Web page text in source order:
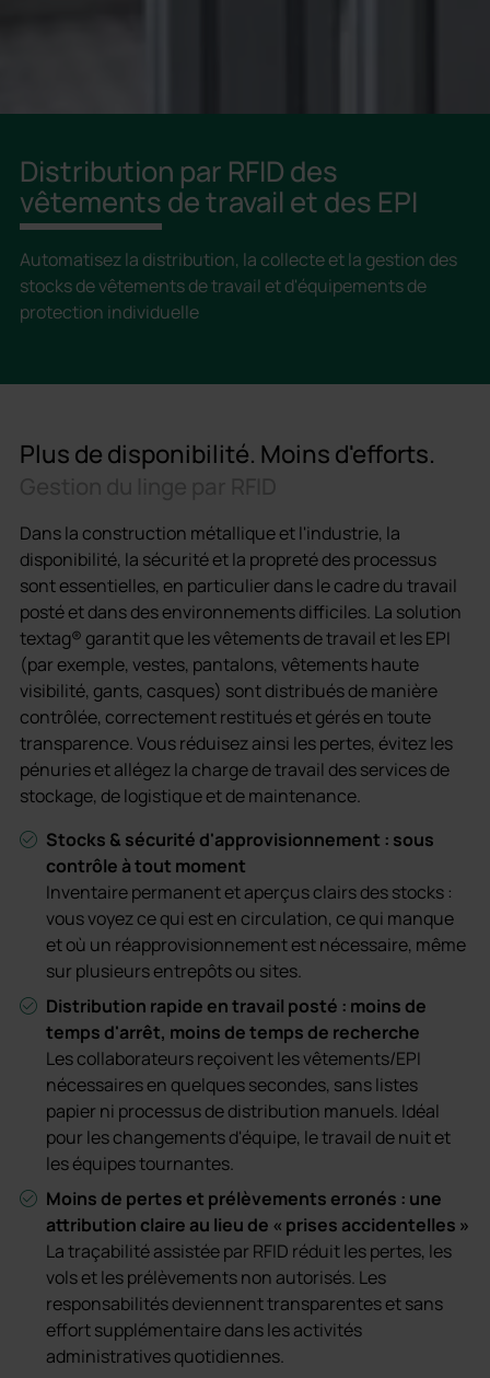
Distribution par RFID des
vêtements de travail et des EPI
Automatisez la distribution, la collecte et la gestion des
stocks de vêtements de travail et d'équipements de
protection individuelle
Plus de disponibilité. Moins d'efforts.
Dans la construction métallique et l'industrie, la
disponibilité, la sécurité et la propreté des processus
sont essentielles, en particulier dans le cadre du travail
posté et dans des environnements difficiles. La solution
textag® garantit que les vêtements de travail et les EPI
(par exemple, vestes, pantalons, vêtements haute
visibilité, gants, casques) sont distribués de manière
contrôlée, correctement restitués et gérés en toute
transparence. Vous réduisez ainsi les pertes, évitez les
pénuries et allégez la charge de travail des services de
stockage, de logistique et de maintenance.
Stocks & sécurité d'approvisionnement : sous
contrôle à tout moment
Inventaire permanent et aperçus clairs des stocks :
vous voyez ce qui est en circulation, ce qui manque
et où un réapprovisionnement est nécessaire, même
sur plusieurs entrepôts ou sites.
Distribution rapide en travail posté : moins de
temps d'arrêt, moins de temps de recherche
Les collaborateurs reçoivent les vêtements/EPI
nécessaires en quelques secondes, sans listes
papier ni processus de distribution manuels. Idéal
pour les changements d'équipe, le travail de nuit et
les équipes tournantes.
Moins de pertes et prélèvements erronés : une
attribution claire au lieu de « prises accidentelles »
La traçabilité assistée par RFID réduit les pertes, les
vols et les prélèvements non autorisés. Les
responsabilités deviennent transparentes et sans
effort supplémentaire dans les activités
administratives quotidiennes.